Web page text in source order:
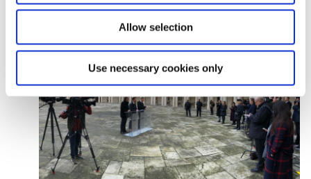
Allow selection
Use necessary cookies only
Relateret indhold